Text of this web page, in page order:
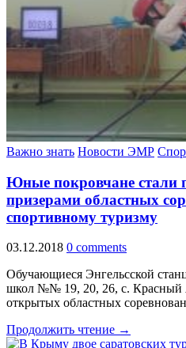
Важно знать Новости ЭМР
Юные покровчане стали
призерами областных
спортивному туризму
03.12.2018 0 comments
Обучающиеся Энгельсской
школ №№ 19, 20, 26, с. Красный
открытых областных
Продолжить чтение →